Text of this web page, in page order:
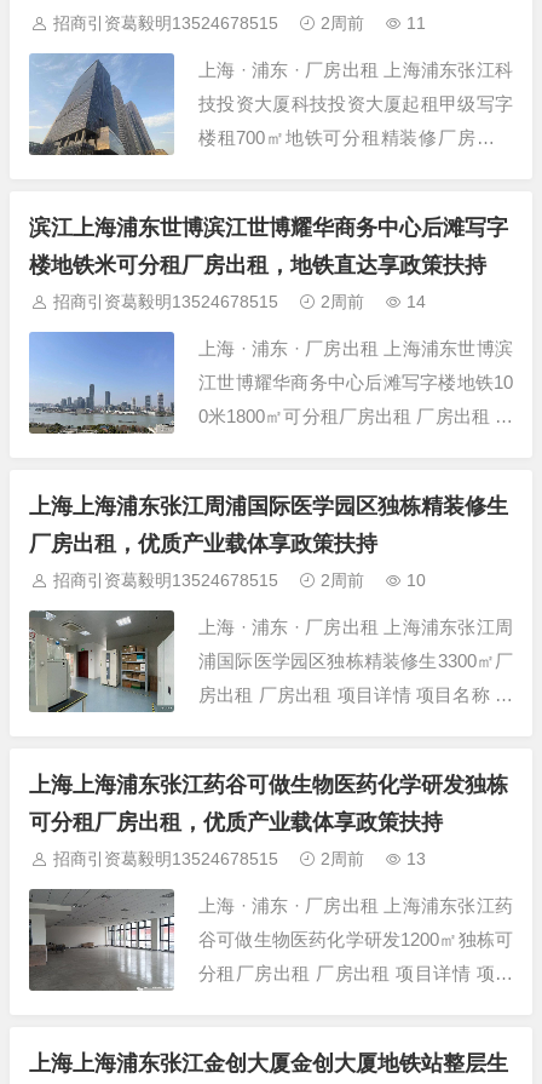
招商引资葛毅明13524678515 2周前 11
上海 · 浦东 · 厂房出租 上海浦东张江科
技投资大厦科技投资大厦起租甲级写字
楼租700㎡地铁可分租精装修厂房出租
级写字楼租700㎡ 所在位置 上海-浦东-
张江-上海科技投资大厦 建筑面积 700
㎡ 层高 4米 层数...
滨江上海浦东世博滨江世博耀华商务中心后滩写字
楼地铁米可分租厂房出租，地铁直达享政策扶持
招商引资葛毅明13524678515 2周前 14
上海 · 浦东 · 厂房出租 上海浦东世博滨
江世博耀华商务中心后滩写字楼地铁10
0米1800㎡可分租厂房出租 厂房出租 项
80 所在位置 上海-浦东-世博滨江-后滩
世博耀华商务中心 建筑面积 1800㎡ 层
高 3米 层数...
上海上海浦东张江周浦国际医学园区独栋精装修生
厂房出租，优质产业载体享政策扶持
招商引资葛毅明13524678515 2周前 10
上海 · 浦东 · 厂房出租 上海浦东张江周
浦国际医学园区独栋精装修生3300㎡厂
房出租 厂房出租 项目详情 项目名称 上
东-张江-周浦国际医学园区 建筑面积 33
00㎡ 层高 4.2米 层数 多层厂房 厂房...
上海上海浦东张江药谷可做生物医药化学研发独栋
可分租厂房出租，优质产业载体享政策扶持
招商引资葛毅明13524678515 2周前 13
上海 · 浦东 · 厂房出租 上海浦东张江药
谷可做生物医药化学研发1200㎡独栋可
分租厂房出租 厂房出租 项目详情 项目
置 上海-浦东-张江-张江药谷蔡伦路旁
上海上海浦东张江金创大厦金创大厦地铁站整层生